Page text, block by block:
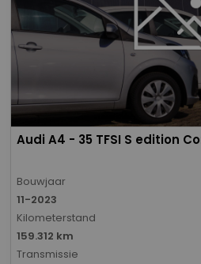
Audi A4 - 35 TFSI S edition
Bouwjaar
11-2023
Kilometerstand
159.312 km
Transmissie